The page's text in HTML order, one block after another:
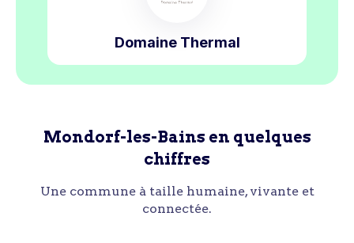
Domaine Thermal
Mondorf-les-Bains en quelques
chiffres
Une commune à taille humaine, vivante et
connectée.